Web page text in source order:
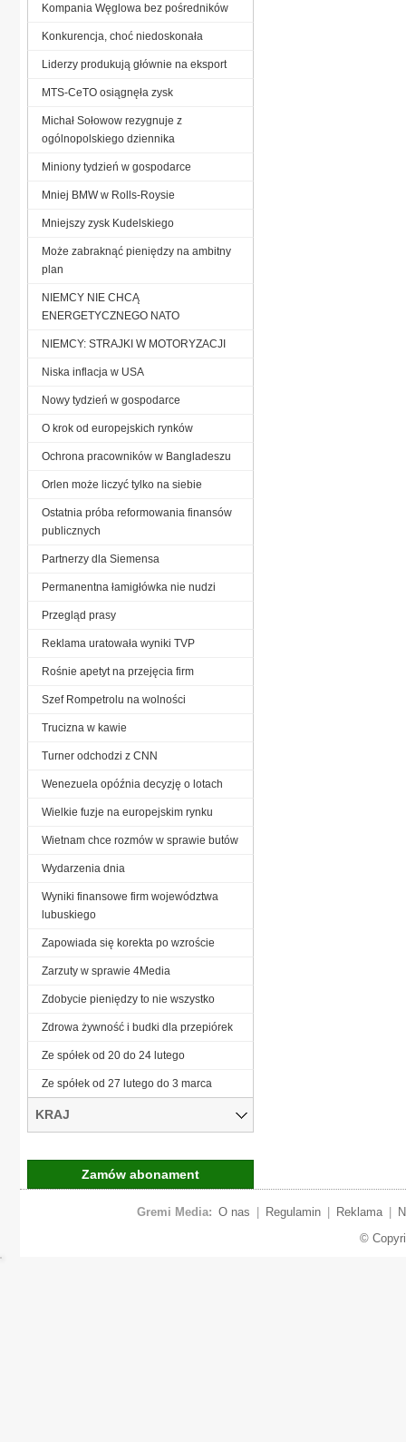
Kompania Węglowa bez pośredników
Konkurencja, choć niedoskonała
Liderzy produkują głównie na eksport
MTS-CeTO osiągnęła zysk
Michał Sołowow rezygnuje z
ogólnopolskiego dziennika
Miniony tydzień w gospodarce
Mniej BMW w Rolls-Roysie
Mniejszy zysk Kudelskiego
Może zabraknąć pieniędzy na ambitny
plan
NIEMCY NIE CHCĄ
ENERGETYCZNEGO NATO
NIEMCY: STRAJKI W MOTORYZACJI
Niska inflacja w USA
Nowy tydzień w gospodarce
O krok od europejskich rynków
Ochrona pracowników w Bangladeszu
Orlen może liczyć tylko na siebie
Ostatnia próba reformowania finansów
publicznych
Partnerzy dla Siemensa
Permanentna łamigłówka nie nudzi
Przegląd prasy
Reklama uratowała wyniki TVP
Rośnie apetyt na przejęcia firm
Szef Rompetrolu na wolności
Trucizna w kawie
Turner odchodzi z CNN
Wenezuela opóźnia decyzję o lotach
Wielkie fuzje na europejskim rynku
Wietnam chce rozmów w sprawie butów
Wydarzenia dnia
Wyniki finansowe firm województwa
lubuskiego
Zapowiada się korekta po wzroście
Zarzuty w sprawie 4Media
Zdobycie pieniędzy to nie wszystko
Zdrowa żywność i budki dla przepiórek
Ze spółek od 20 do 24 lutego
Ze spółek od 27 lutego do 3 marca
KRAJ
Zamów abonament
Gremi Media: O nas Regulamin Reklama
©